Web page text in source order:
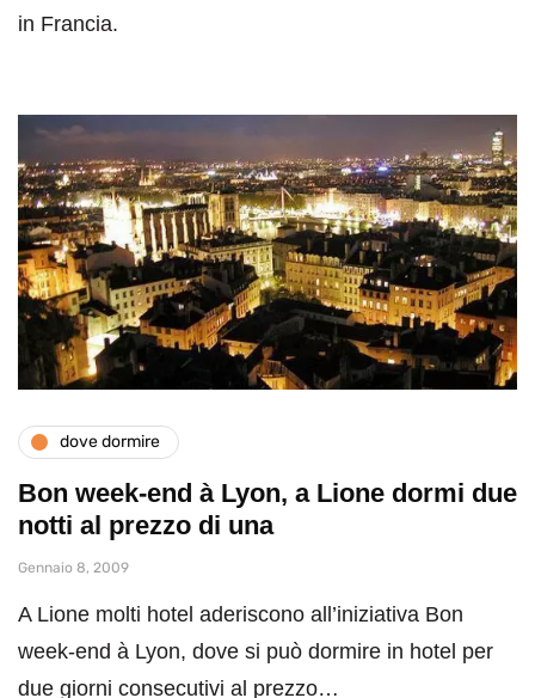
in Francia.
dove dormire
Bon week-end à Lyon, a Lione dormi due
notti al prezzo di una
Gennaio 8, 2009
A Lione molti hotel aderiscono all’iniziativa Bon
week-end à Lyon, dove si può dormire in hotel per
due giorni consecutivi al prezzo…